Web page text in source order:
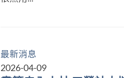
最新消息
2026-04-09